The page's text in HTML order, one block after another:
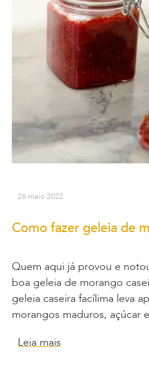
26 maio 2022
Como fazer geleia de
Quem aqui já provou e
boa geleia de morango
geleia caseira facílima leva
morangos maduros, açúcar
Leia mais